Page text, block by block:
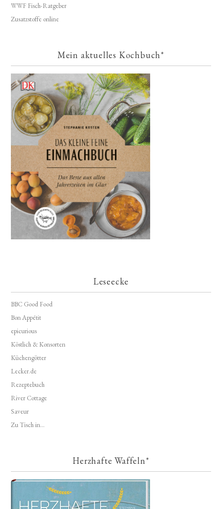
WWF Fisch-Ratgeber
Zusatzstoffe online
Mein aktuelles Kochbuch*
Leseecke
BBC Good Food
Bon Appétit
epicurious
Köstlich & Konsorten
Küchengötter
Lecker.de
Rezeptebuch
River Cottage
Saveur
Zu Tisch in...
Herzhafte Waffeln*